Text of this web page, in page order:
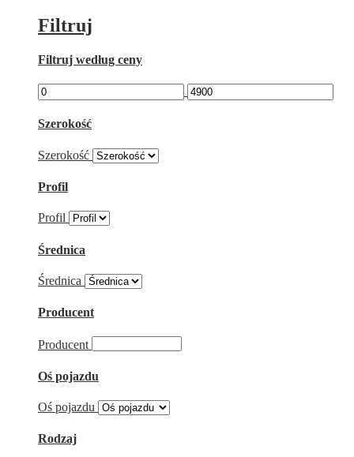
Filtruj
Filtruj według ceny
Szerokość
Szerokość
Profil
Profil
Średnica
Średnica
Producent
Producent
Oś pojazdu
Oś pojazdu
Rodzaj